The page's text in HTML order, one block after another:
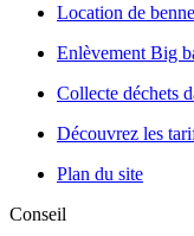
Location de
Enlèvement Big
Collecte déchets
Découvrez les
Plan du site
Conseil